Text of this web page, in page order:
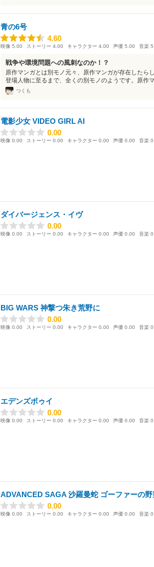
青の6号
4.60
4.60
映像 5.00 ストーリー 4.00 キャラクター 4.00 声優 5.00 音楽
戦争や環境問題への風刺なのか！？
原作マンガとは別モノ元々、原作マンガが存在したら
登場人物に至るまで、全くの別モノのようです。原作
つくも
電影少女 VIDEO GIRL AI
0.00
0.00
映像 0.00 ストーリー 0.00 キャラクター 0.00 声優 0.00 音楽
ダイバージェンス・イヴ
0.00
0.00
映像 0.00 ストーリー 0.00 キャラクター 0.00 声優 0.00 音楽
BIG WARS 神撃つ朱き荒野に
0.00
0.00
映像 0.00 ストーリー 0.00 キャラクター 0.00 声優 0.00 音楽
エデンズボゥイ
0.00
0.00
映像 0.00 ストーリー 0.00 キャラクター 0.00 声優 0.00 音楽
ADVANCED SAGA 沙羅曼蛇 ゴーファーの野
0.00
0.00
映像 0.00 ストーリー 0.00 キャラクター 0.00 声優 0.00 音楽